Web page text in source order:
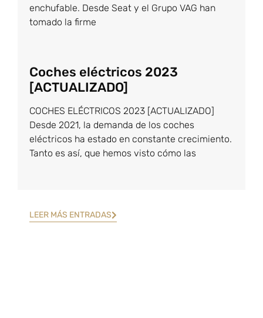
enchufable. Desde Seat y el Grupo VAG han
tomado la firme
Coches eléctricos 2023
[ACTUALIZADO]
COCHES ELÉCTRICOS 2023 [ACTUALIZADO]
Desde 2021, la demanda de los coches
eléctricos ha estado en constante crecimiento.
Tanto es así, que hemos visto cómo las
LEER MÁS ENTRADAS